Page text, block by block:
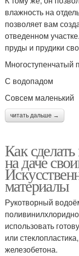
влажность на
позволяет вам
отведенном
пруды и прудики
Многоступенчатый
С водопадом
Совсем маленький
читать дальше →
Как
на даче
материалы
Рукотворный
использовать
или
железобетона.